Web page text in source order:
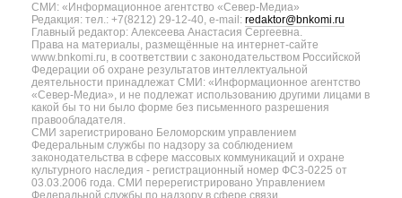
СМИ: «Информационное агентство «Север-Медиа»
Редакция: тел.: +7(8212) 29-12-40, e-mail: redaktor@bnkomi.ru
Главный редактор: Алексеева Анастасия Сергеевна.
Права на материалы, размещённые на интернет-сайте
www.bnkomi.ru, в соответствии с законодательством Российской
Федерации об охране результатов интеллектуальной
деятельности принадлежат СМИ: «Информационное агентство
«Север-Медиа», и не подлежат использованию другими лицами в
какой бы то ни было форме без письменного разрешения
правообладателя.
СМИ зарегистрировано Беломорским управлением
Федеральным службы по надзору за соблюдением
законодательства в сфере массовых коммуникаций и охране
культурного наследия - регистрационный номер ФС3-0225 от
03.03.2006 года. СМИ перерегистрировано Управлением
Федеральной службы по надзору в сфере связи,